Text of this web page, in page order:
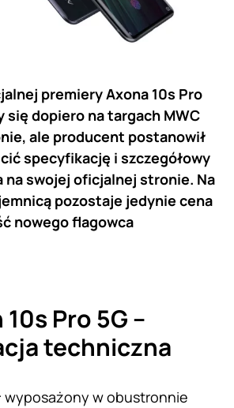
premiery Axona 10s Pro
się dopiero na targach MWC
ale producent postanowił
specyfikację i szczegółowy
na swojej oficjalnej stronie. Na
pozostaje jedynie cena
nowego flagowca
Pro 5G –
techniczna
wyposażony w obustronnie